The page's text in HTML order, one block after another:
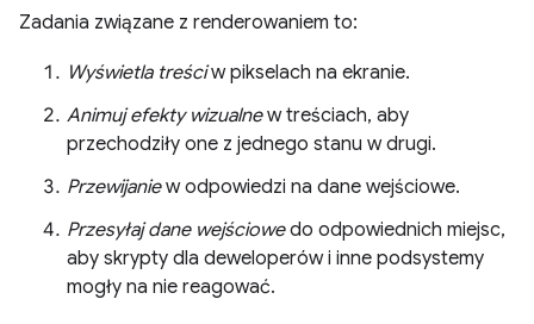
Zadania związane z renderowaniem to:
Wyświetla treściw pikselach na ekranie.
Animuj efekty wizualnew treściach, aby
przechodziły one z jednego stanu w drugi.
Przewijaniew odpowiedzi na dane wejściowe.
Przesyłaj dane wejściowedo odpowiednich miejsc,
aby skrypty dla deweloperów i inne podsystemy
mogły na nie reagować.